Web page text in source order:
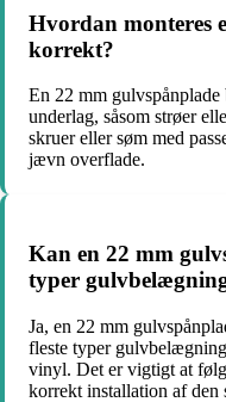
Hvordan monteres
korrekt?
En 22 mm
underlag, såsom strøer
skruer eller søm med
jævn overflade.
Kan en 22 mm
typer
Ja, en 22 mm
fleste typer
vinyl. Det er vigtigt at
korrekt installation af